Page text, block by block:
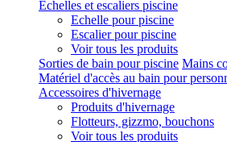
Echelles et escaliers piscine
Echelle pour piscine
Escalier pour piscine
Voir tous les produits
Sorties de bain pour piscine Mains
Matériel d'accès au bain pour
Accessoires d'hivernage
Produits d'hivernage
Flotteurs, gizzmo, bouchons
Voir tous les produits